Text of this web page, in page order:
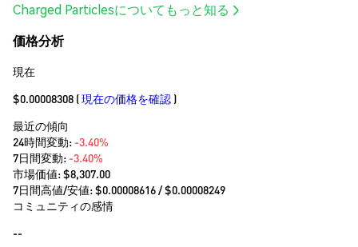
Charged Particlesについてもっと知る
価格分析
現在
$0.00008308 (現在の価格を確認 )
最近の傾向
24時間変動: -3.40%
7日間変動: -3.40%
市場価値:$8,307.00
7日間高値/安値: $0.00008616/ $0.00008249
コミュニティの感情
--